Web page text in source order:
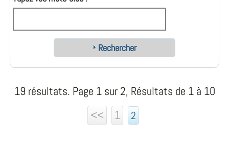
Rechercher
19 résultats. Page 1 sur 2, Résultats de 1 à 10
<<
1 2